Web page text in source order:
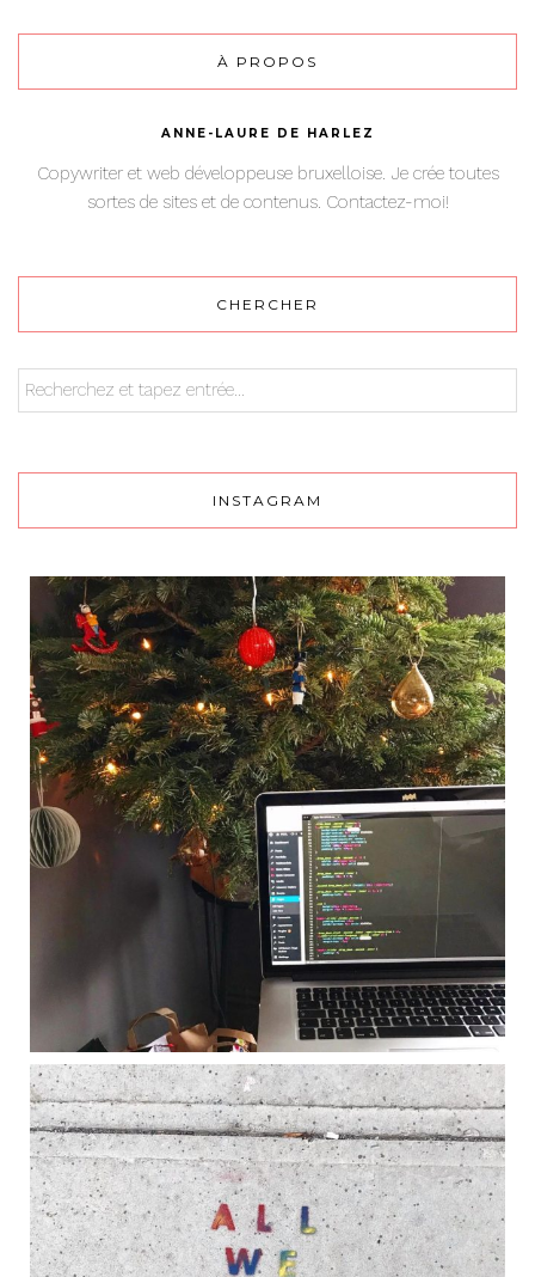
À PROPOS
ANNE-LAURE DE HARLEZ
Copywriter et web développeuse bruxelloise. Je crée toutes
sortes de sites et de contenus. Contactez-moi!
CHERCHER
INSTAGRAM